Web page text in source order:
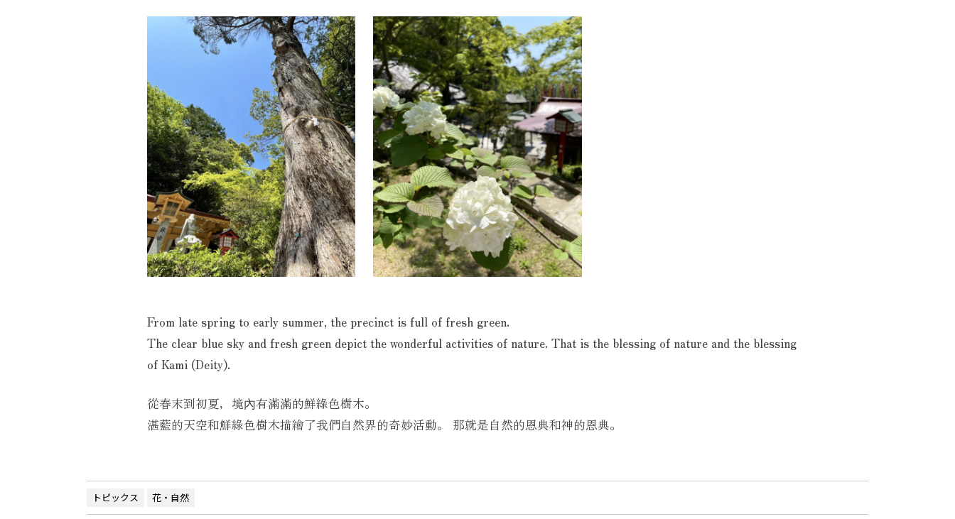
From late spring to early summer, the precinct is full of fresh green.
The clear blue sky and fresh green depict the wonderful activities of nature. That is the blessing of nature and the blessing
of Kami (Deity).
從春末到初夏，境內有滿滿的鮮綠色樹木。
湛藍的天空和鮮綠色樹木描繪了我們自然界的奇妙活動。 那就是自然的恩典和神的恩典。
トピックス 花・自然